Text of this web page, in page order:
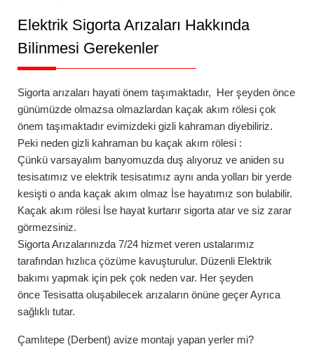
Elektrik Sigorta Arızaları Hakkında
Bilinmesi Gerekenler
Sigorta arızaları hayati önem taşımaktadır, Her şeyden önce
günümüzde olmazsa olmazlardan kaçak akım rölesi çok
önem taşımaktadır evimizdeki gizli kahraman diyebiliriz.
Peki neden gizli kahraman bu kaçak akım rölesi :
Çünkü varsayalım banyomuzda duş alıyoruz ve aniden su
tesisatımız ve elektrik tesisatımız aynı anda yolları bir yerde
kesişti o anda kaçak akım olmaz İse hayatımız son bulabilir.
Kaçak akım rölesi İse hayat kurtarır sigorta atar ve siz zarar
görmezsiniz.
Sigorta Arızalarınızda 7/24 hizmet veren ustalarımız
tarafından hızlıca çözüme kavuşturulur. Düzenli Elektrik
bakımı yapmak için pek çok neden var. Her şeyden
önce Tesisatta oluşabilecek arızaların önüne geçer Ayrıca
sağlıklı tutar.
Çamlıtepe (Derbent) avize montajı yapan yerler mi?